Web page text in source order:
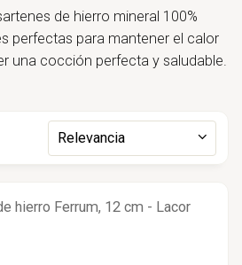
de hierro mineral 100%
perfectas para mantener el calor
una cocción perfecta y saludable.
Relevancia
hierro Ferrum, 12 cm - Lacor